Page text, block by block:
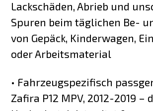
Lackschäden, Abrieb und
Spuren beim täglichen Be-
von Gepäck, Kinderwagen,
oder Arbeitsmaterial
• Fahrzeugspezifisch
Zafira P12 MPV, 2012-2019 –